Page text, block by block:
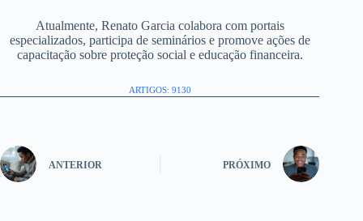
Atualmente, Renato Garcia colabora com portais
especializados, participa de seminários e promove ações de
capacitação sobre proteção social e educação financeira.
ARTIGOS: 9130
ANTERIOR PRÓXIMO